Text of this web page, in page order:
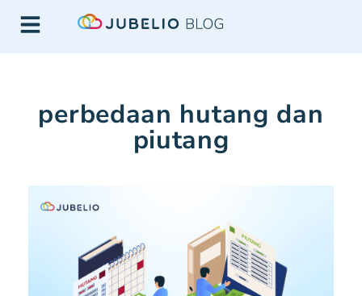
perbedaan hutang dan
piutang